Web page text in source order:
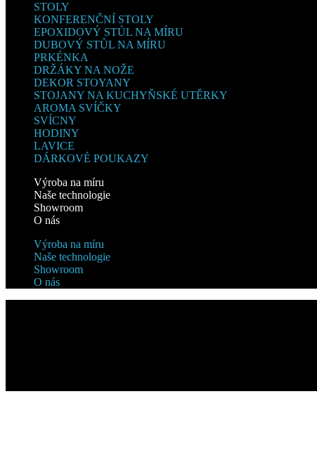
STOLY
KONFERENČNÍ STOLY
EPOXIDOVÝ STŮL NA MÍRU
DUBOVÝ STŮL NA MÍRU
PRKÉNKA
DRŽÁKY NA NOŽE
DEKOR STOYANY
STOJANY NA KUCHYŇSKÉ UTĚRKY
AROMA SVÍČKY
SVÍCNY
HODINY
LAVICE
DÁRKOVÉ POUKAZY
Výroba na míru
Naše technologie
Showroom
O nás
Výroba na míru
Naše technologie
Showroom
O nás